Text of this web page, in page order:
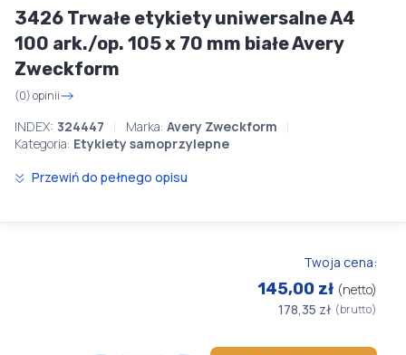
3426 Trwałe etykiety uniwersalne A4
100 ark./op. 105 x 70 mm białe Avery
Zweckform
(0) opinii
INDEX: 324447 Marka: Avery Zweckform
Kategoria: Etykiety samoprzylepne
Przewiń do pełnego opisu
Twoja cena:
145,00 zł (netto)
178,35 zł (brutto)